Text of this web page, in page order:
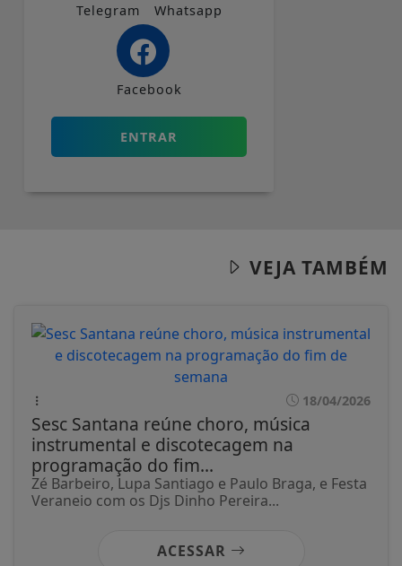
Telegram Whatsapp
Facebook
ENTRAR
VEJA TAMBÉM
18/04/2026
Sesc Santana reúne choro, música
instrumental e discotecagem na
programação do fim...
Zé Barbeiro, Lupa Santiago e Paulo Braga, e Festa
Veraneio com os Djs Dinho Pereira...
ACESSAR